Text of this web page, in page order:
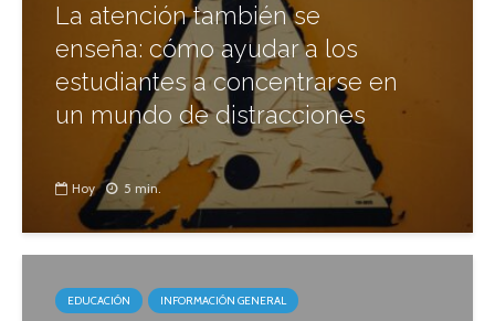
La atención también se
enseña: cómo ayudar a los
estudiantes a concentrarse en
un mundo de distracciones
Hoy 5 min.
EDUCACIÓN INFORMACIÓN GENERAL